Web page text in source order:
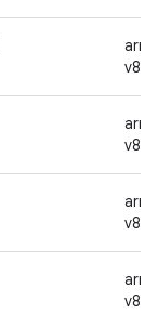
v8a
v8a
v8a
v8a